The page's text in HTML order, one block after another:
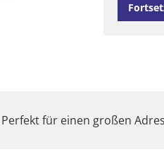
für einen großen